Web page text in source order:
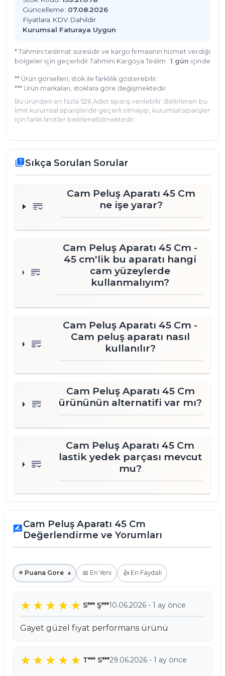
Güncelleme: 07.08.2026
Fiyatlara KDV Dahildir
Kurumsal Faturaya Uygun
* Tahmini teslimat süresidir ve kargo firmasının hizmet verdiği
bölgeler için geçerlidir. Tahmini Kargoya Teslim : 1 gün içinde
** Ürün görselleri, stok ile farklılık gösterebilir.
*** Ürün markaları, stoklara göre değişmektedir.
Bu üründen en fazla 526 Adet sipariş verilebilir. Belirlenen bu
limit kurumsal siparişlerde geçerli olmayıp, kurumsal siparişler
için farklı limitler belirlenebilmektedir.
quizSıkça Sorulan Sorular
Cam Peluş Aparatı 45 Cm
ne işe yarar?
Cam Peluş Aparatı 45 Cm -
45 cm'lik bu aparatı hangi
cam yüzeylerde
kullanmalıyım?
Cam Peluş Aparatı 45 Cm -
Cam peluş aparatı nasıl
kullanılır?
Cam Peluş Aparatı 45 Cm
ürününün alternatifi var mı?
Cam Peluş Aparatı 45 Cm
lastik yedek parçası mevcut
mu?
rate_reviewCam Peluş Aparatı 45 Cm
Değerlendirme ve Yorumları
⭐ Puana Gore ↓ 📅 En Yeni 👍 En Faydali
S*** Ş***10.06.2026 - 1 ay önce
Gayet güzel fiyat performans ürünü
T*** S***29.06.2026 - 1 ay önce